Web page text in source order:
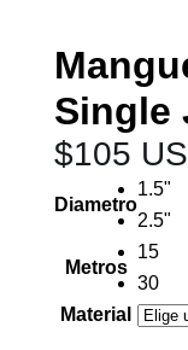
Single
$105
Diametro
1.5"
2.5"
Metros
15
30
Material